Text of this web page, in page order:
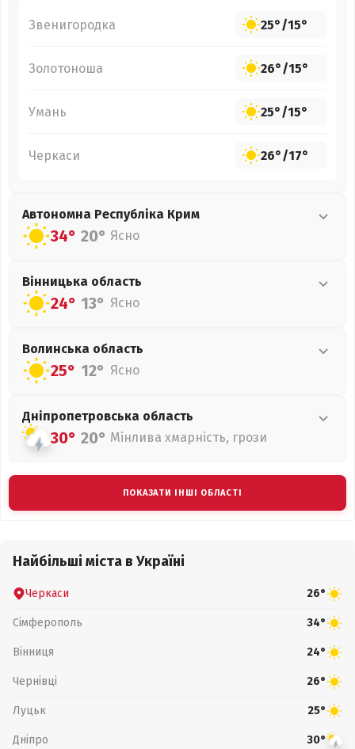
Звенигородка 25°/15°
Золотоноша 26°/15°
Умань 25°/15°
Черкаси 26°/17°
Автономна Республіка Крим
34° 20° Ясно
Вінницька область
24° 13° Ясно
Волинська область
25° 12° Ясно
Дніпропетровська область
30° 20° Мінлива хмарність, грози
ПОКАЗАТИ ІНШІ ОБЛАСТІ
Найбільші міста в Україні
Черкаси 26°
Сімферополь 34°
Вінниця 24°
Чернівці 26°
Луцьк 25°
Дніпро 30°